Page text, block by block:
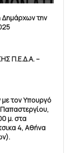
την
Π.Ε.Δ.Α. –
τον Υπουργό
μ. στα
4, Αθήνα